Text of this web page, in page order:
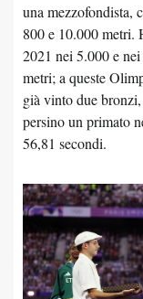
una mezzofondista,
800 e 10.000 metri.
2021 nei 5.000 e
metri; a queste
già vinto due
persino un primato
56,81 secondi.